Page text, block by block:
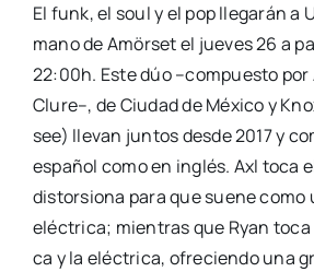
El funk, el soul y el pop lle­ga­rán a
mano de Amör­set el jue­ves 26 a
22:00h. Este dúo –com­pues­to por
Clu­re–, de Ciu­dad de Méxi­co y
see) lle­van jun­tos des­de 2017 y
espa­ñol como en inglés. Axl toca
dis­tor­sio­na para que sue­ne como
eléc­tri­ca; mien­tras que Ryan
ca y la eléc­tri­ca, ofre­cien­do una